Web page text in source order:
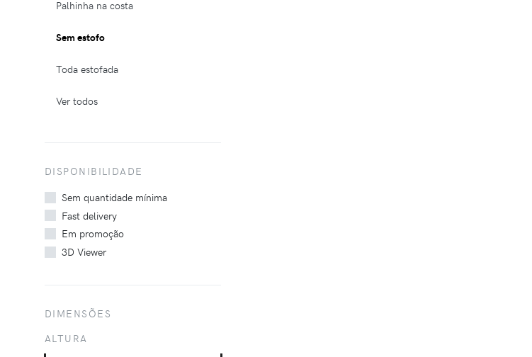
Palhinha na costa
Sem estofo
Toda estofada
Ver todos
DISPONIBILIDADE
Sem quantidade mínima
Fast delivery
Em promoção
3D Viewer
DIMENSÕES
ALTURA